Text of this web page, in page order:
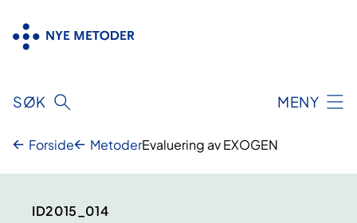
innhold
SØK MENY
Forside MetoderEvaluering av EXOGEN
ID2015_014